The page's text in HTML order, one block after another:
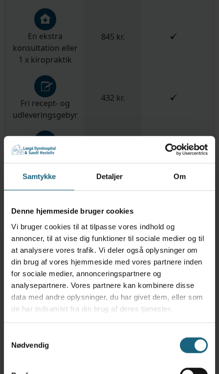
Samtykke Detaljer Om
Denne hjemmeside bruger cookies
Vi bruger cookies til at tilpasse vores indhold og
annoncer, til at vise dig funktioner til sociale medier og til
at analysere vores trafik. Vi deler også oplysninger om
din brug af vores hjemmeside med vores partnere inden
for sociale medier, annonceringspartnere og
analysepartnere. Vores partnere kan kombinere disse
data med andre oplysninger, du har givet dem, eller som
de har indsamlet fra din brug af deres tjenester.
Nødvendig
En ekstra
konsultation eller
1 x kiropraktik
845 kr.
Fri recept- og
udleveringsgebyr
432 kr.
Præventiv
forbindelse md
sundhedstjek
931 kr.
* Aktuel dagspris fra medicinpriser.dk pr. 24.02.2025
Som VetPlan®-kunde får du desuden:
10% rabat på in house blodprøver
50 kr. rabat på honorar ved kastration
100 kr. rabat på honorar ved røntgen (også tandrøntgen)